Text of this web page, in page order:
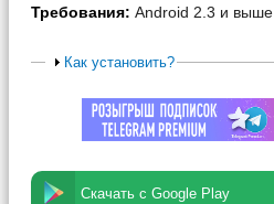
Требования: Android 2.3 и выше
Как установить?
Скачать с Google Play